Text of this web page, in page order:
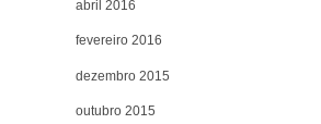
abril 2016
fevereiro 2016
dezembro 2015
outubro 2015